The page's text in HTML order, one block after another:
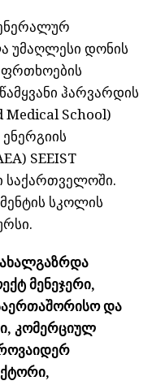
უმაღლესი დონის
ჰარვარდის
School)
SEEIST
საქართველოში.
სკოლის
მენეჯერი,
და
კომერციულ